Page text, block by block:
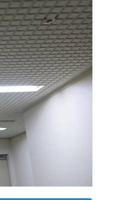
記事を読
記事を読